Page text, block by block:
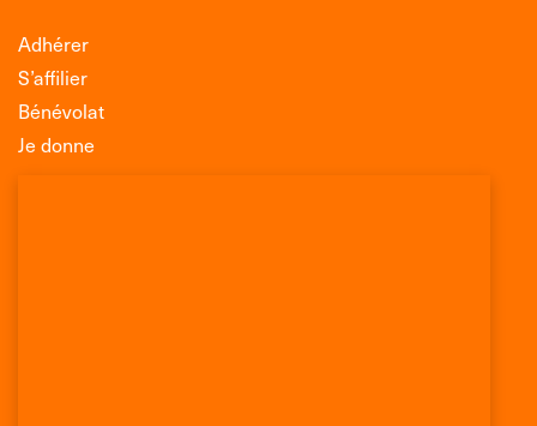
Adhérer
S’affilier
Bénévolat
Je donne